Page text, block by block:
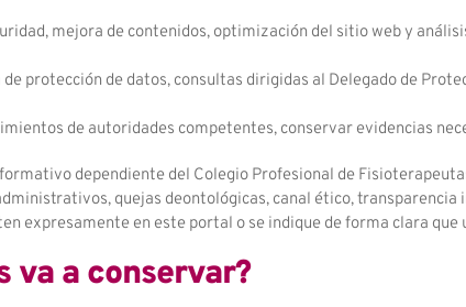
mejora de contenidos, optimización del sitio web y
protección de datos, consultas dirigidas al Delegado de
de autoridades competentes, conservar evidencias
dependiente del Colegio Profesional de
quejas deontológicas, canal ético,
expresamente en este portal o se indique de forma clara
va a conservar?